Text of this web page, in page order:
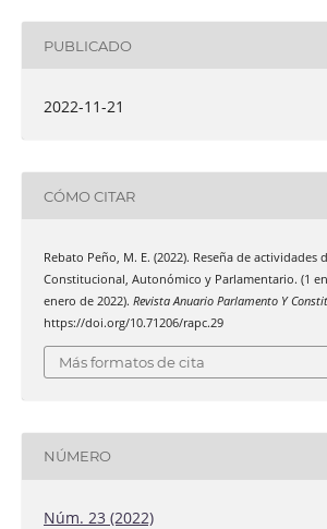
PUBLICADO
2022-11-21
CÓMO CITAR
Rebato Peño, M. E. (2022). Reseña de actividades
Constitucional, Autonómico y Parlamentario. (1
enero de 2022). Revista Anuario Parlamento Y
https://doi.org/10.71206/rapc.29
Más formatos de cita
NÚMERO
Núm. 23 (2022)